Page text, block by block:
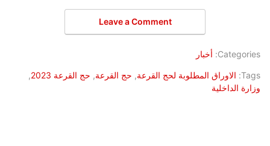
Leave a Comment
Categories: أخبار
Tags: الاوراق المطلوبة لحج القرعة, حج القرعة, حج القرعة 2023
,
وزارة الداخلية